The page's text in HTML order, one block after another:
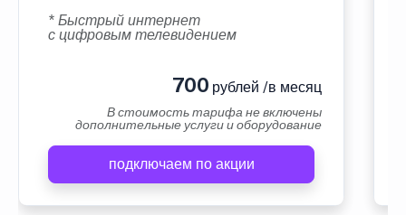
* Быстрый интернет
с цифровым телевидением
700 рублей /в месяц
В стоимость тарифа не включены
дополнительные услуги и оборудование
подключаем по акции